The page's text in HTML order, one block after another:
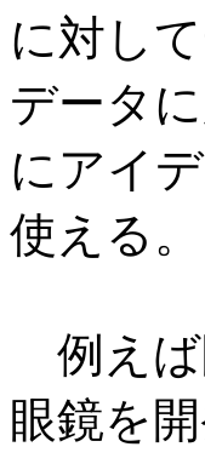
に対し
データ
にアイ
使える。
例えば
眼鏡を